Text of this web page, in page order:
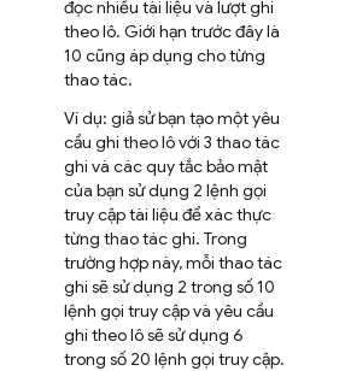
đọc nhiều tài liệu và lượt ghi
theo lô. Giới hạn trước đây là
10 cũng áp dụng cho từng
thao tác.
Ví dụ: giả sử bạn tạo một yêu
cầu ghi theo lô với 3 thao tác
ghi và các quy tắc bảo mật
của bạn sử dụng 2 lệnh gọi
truy cập tài liệu để xác thực
từng thao tác ghi. Trong
trường hợp này, mỗi thao tác
ghi sẽ sử dụng 2 trong số 10
lệnh gọi truy cập và yêu cầu
ghi theo lô sẽ sử dụng 6
trong số 20 lệnh gọi truy cập.